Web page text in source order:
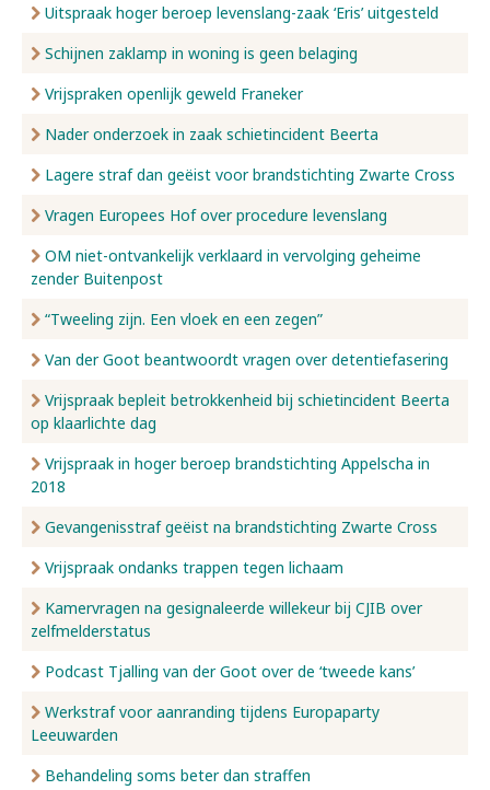
Uitspraak hoger beroep levenslang-zaak ‘Eris’ uitgesteld
Schijnen zaklamp in woning is geen belaging
Vrijspraken openlijk geweld Franeker
Nader onderzoek in zaak schietincident Beerta
Lagere straf dan geëist voor brandstichting Zwarte Cross
Vragen Europees Hof over procedure levenslang
OM niet-ontvankelijk verklaard in vervolging geheime
zender Buitenpost
“Tweeling zijn. Een vloek en een zegen”
Van der Goot beantwoordt vragen over detentiefasering
Vrijspraak bepleit betrokkenheid bij schietincident Beerta
op klaarlichte dag
Vrijspraak in hoger beroep brandstichting Appelscha in
2018
Gevangenisstraf geëist na brandstichting Zwarte Cross
Vrijspraak ondanks trappen tegen lichaam
Kamervragen na gesignaleerde willekeur bij CJIB over
zelfmelderstatus
Podcast Tjalling van der Goot over de ‘tweede kans’
Werkstraf voor aanranding tijdens Europaparty
Leeuwarden
Behandeling soms beter dan straffen